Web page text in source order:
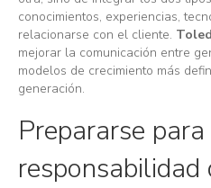
conocimientos, experiencias,
relacionarse con el cliente.
mejorar la comunicación entre
modelos de crecimiento más
generación.
Prepararse